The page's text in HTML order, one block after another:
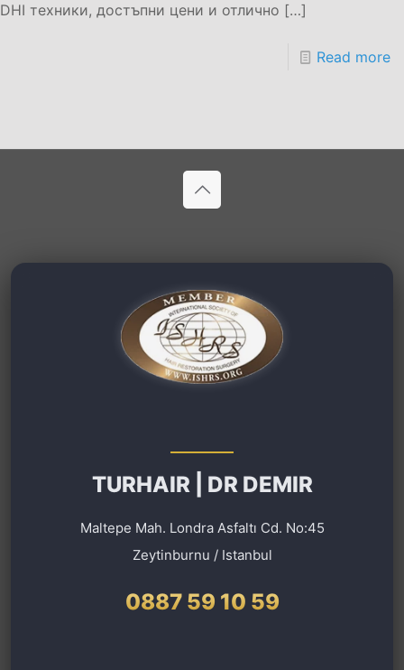
DHI техники, достъпни цени и отлично […]
Read more
TURHAIR | DR DEMIR
Maltepe Mah. Londra Asfaltı Cd. No:45
Zeytinburnu / Istanbul
0887 59 10 59